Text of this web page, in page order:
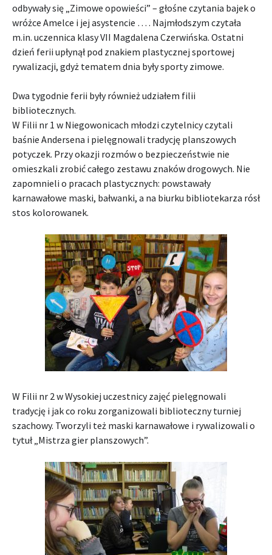
odbywały się „Zimowe opowieści” – głośne czytania bajek o
wróżce Amelce i jej asystencie … . Najmłodszym czytała
m.in. uczennica klasy VII Magdalena Czerwińska. Ostatni
dzień ferii upłynął pod znakiem plastycznej sportowej
rywalizacji, gdyż tematem dnia były sporty zimowe.
Dwa tygodnie ferii były również udziałem filii
bibliotecznych.
W Filii nr 1 w Niegowonicach młodzi czytelnicy czytali
baśnie Andersena i pielęgnowali tradycję planszowych
potyczek. Przy okazji rozmów o bezpieczeństwie nie
omieszkali zrobić całego zestawu znaków drogowych. Nie
zapomnieli o pracach plastycznych: powstawały
karnawałowe maski, bałwanki, a na biurku bibliotekarza rósł
stos kolorowanek.
W Filii nr 2 w Wysokiej uczestnicy zajęć pielęgnowali
tradycję i jak co roku zorganizowali biblioteczny turniej
szachowy. Tworzyli też maski karnawałowe i rywalizowali o
tytuł „Mistrza gier planszowych”.